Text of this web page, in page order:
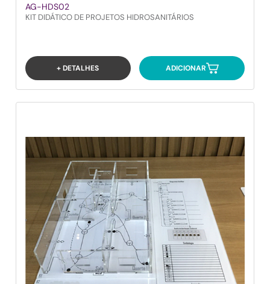
AG-HDS02
KIT DIDÁTICO DE PROJETOS HIDROSANITÁRIOS
+ DETALHES ADICIONAR